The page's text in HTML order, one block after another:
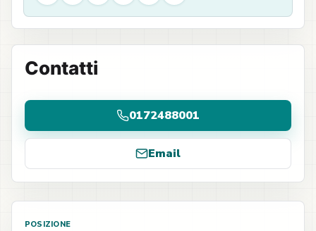
Contatti
0172488001
Email
POSIZIONE